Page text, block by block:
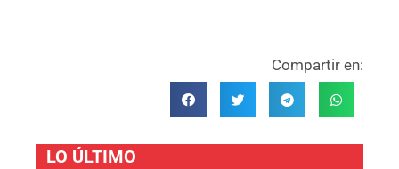
Compartir en:
LO ÚLTIMO